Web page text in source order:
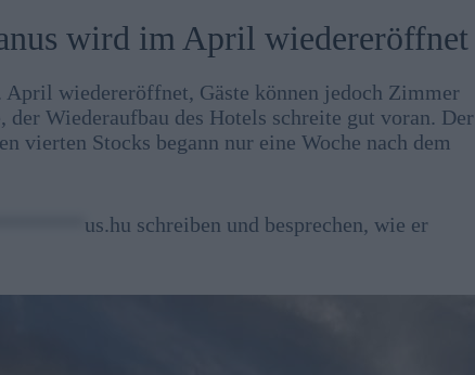
wird im April wiedereröffnet
wiedereröffnet, Gäste können jedoch Zimmer
Wiederaufbau des Hotels schreite gut voran. Der
vierten Stocks begann nur eine Woche nach dem
us.hu schreiben und besprechen, wie er